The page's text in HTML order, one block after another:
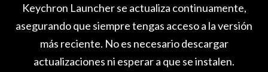
Keychron Launcher se actualiza continuamente,
asegurando que siempre tengas acceso a la versión
más reciente. No es necesario descargar
actualizaciones ni esperar a que se instalen.